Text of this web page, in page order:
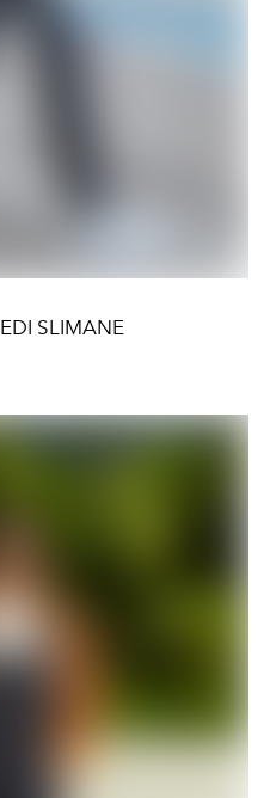
SLIMANE